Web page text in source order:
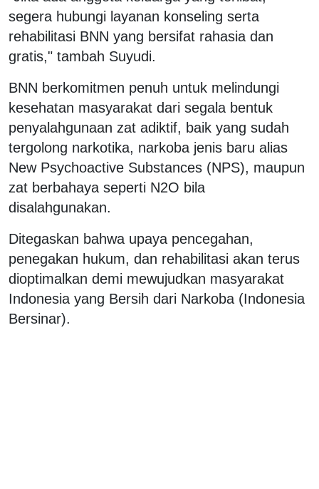
segera hubungi layanan konseling serta
rehabilitasi BNN yang bersifat rahasia dan
gratis," tambah Suyudi.
BNN berkomitmen penuh untuk melindungi
kesehatan masyarakat dari segala bentuk
penyalahgunaan zat adiktif, baik yang sudah
tergolong narkotika, narkoba jenis baru alias
New Psychoactive Substances (NPS), maupun
zat berbahaya seperti N2O bila
disalahgunakan.
Ditegaskan bahwa upaya pencegahan,
penegakan hukum, dan rehabilitasi akan terus
dioptimalkan demi mewujudkan masyarakat
Indonesia yang Bersih dari Narkoba (Indonesia
Bersinar).